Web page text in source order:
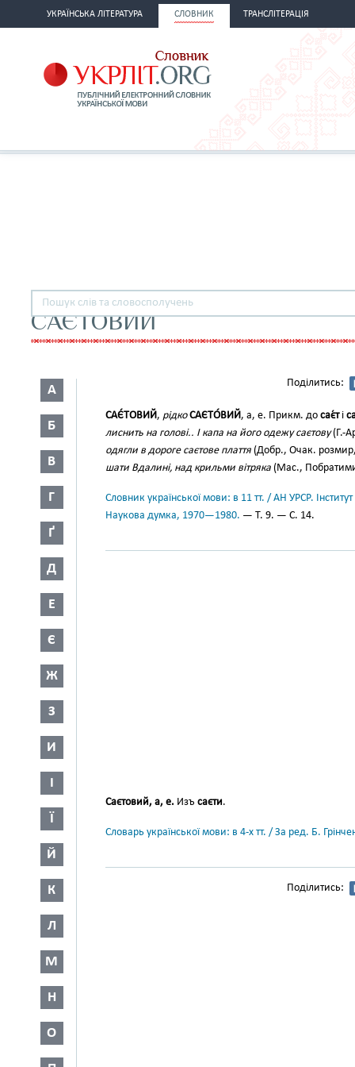
УКРАЇНСЬКА ЛІТЕРАТУРА СЛОВНИК ТРАНСЛІТЕРАЦІЯ
САЄТОВИЙ
А
Б
В
Г
Ґ
Д
Е
Є
Ж
З
И
І
Ї
Й
К
Л
М
Н
О
Поділитись:
САЄ́ТОВИЙ, рідко САЄТО́ВИЙ, а, е. Прикм. до сає́ті
лиснить на голові.. І капа на його одежу саєтову(Г.-
одягли в дороге саєтове плаття (Добр., Очак.
шати Вдалині, над крильми вітряка (Мас.,
Словник української мови: в 11 тт. / АН УРСР.
Наукова думка, 1970—1980. — Т. 9. — С. 14.
Саєтовий, а, е. Изъ саєти.
Словарь української мови: в 4-х тт. / За ред. Б.
Поділитись: